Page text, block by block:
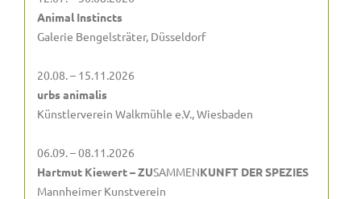
Animal Instincts
Galerie Bengelsträter, Düsseldorf
20.08. – 15.11.2026
urbs animalis
Künstlerverein Walkmühle e.V., Wiesbaden
06.09. – 08.11.2026
Hartmut Kiewert – ZUSAMMENKUNFT DER SPEZIES
Mannheimer Kunstverein